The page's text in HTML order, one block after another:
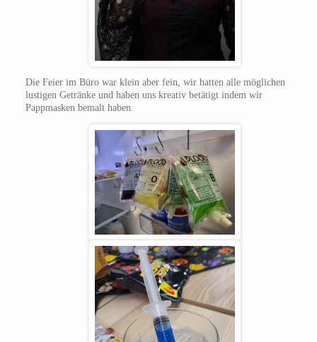
Die Feier im Büro war klein aber fein, wir hatten alle möglichen
lustigen Getränke und haben uns kreativ betätigt indem wir
Pappmasken bemalt haben.